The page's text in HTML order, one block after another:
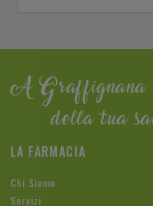
A Graffignana
della tua
LA FARMACIA
Chi Siamo
Servizi